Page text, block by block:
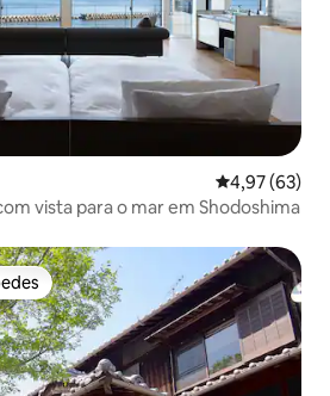
4,97 de uma
4,97 (63)
vista para o mar em Shodoshima
dos hóspedes